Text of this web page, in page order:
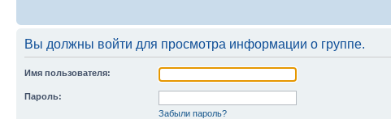
Вы должны войти для просмотра информации о группе.
Имя пользователя:
Пароль:
Забыли пароль?